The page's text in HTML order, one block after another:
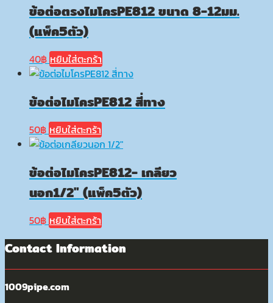
ข้อต่อตรงไมโครPE812 ขนาด 8-12มม.
(แพ็ค5ตัว)
40฿ หยิบใส่ตะกร้า
ข้อต่อไมโครPE812 สี่ทาง
50฿ หยิบใส่ตะกร้า
ข้อต่อไมโครPE812- เกลียว
นอก1/2″ (แพ็ค5ตัว)
50฿ หยิบใส่ตะกร้า
Contact Information
1009pipe.com